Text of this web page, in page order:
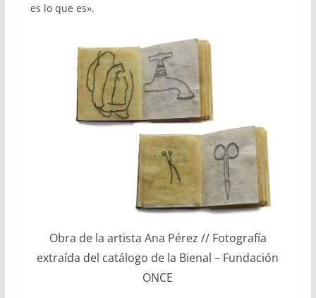
es lo que es».
Obra de la artista Ana Pérez // Fotografía
extraída del catálogo de la Bienal – Fundación
ONCE